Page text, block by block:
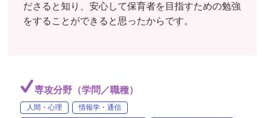
ださると知り、安心して保育者を目指すための勉強
をすることができると思ったからです。
専攻分野（学問／職種）
人間・心理
情報学・通信